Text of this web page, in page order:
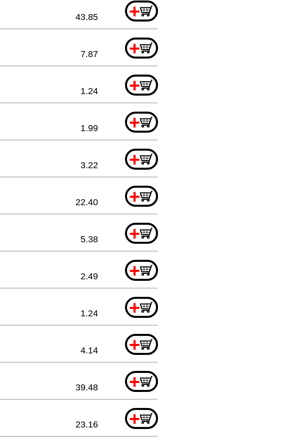
+
43.85
+
7.87
+
1.24
+
1.99
+
3.22
+
22.40
+
5.38
+
2.49
+
1.24
+
4.14
+
39.48
+
23.16